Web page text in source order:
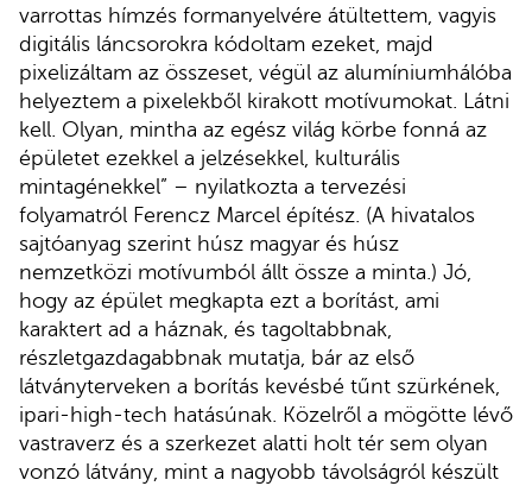
varrottas hímzés formanyelvére átültettem, vagyis
digitális láncsorokra kódoltam ezeket, majd
pixelizáltam az összeset, végül az alumíniumhálóba
helyeztem a pixelekből kirakott motívumokat. Látni
kell. Olyan, mintha az egész világ körbe fonná az
épületet ezekkel a jelzésekkel, kulturális
mintagénekkel” – nyilatkozta a tervezési
folyamatról Ferencz Marcel építész. (A hivatalos
sajtóanyag szerint húsz magyar és húsz
nemzetközi motívumból állt össze a minta.) Jó,
hogy az épület megkapta ezt a borítást, ami
karaktert ad a háznak, és tagoltabbnak,
részletgazdagabbnak mutatja, bár az első
látványterveken a borítás kevésbé tűnt szürkének,
ipari-high-tech hatásúnak. Közelről a mögötte lévő
vastraverz és a szerkezet alatti holt tér sem olyan
vonzó látvány, mint a nagyobb távolságról készült